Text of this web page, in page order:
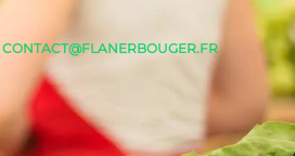
CONTACT@FLANERBOUGER.FR